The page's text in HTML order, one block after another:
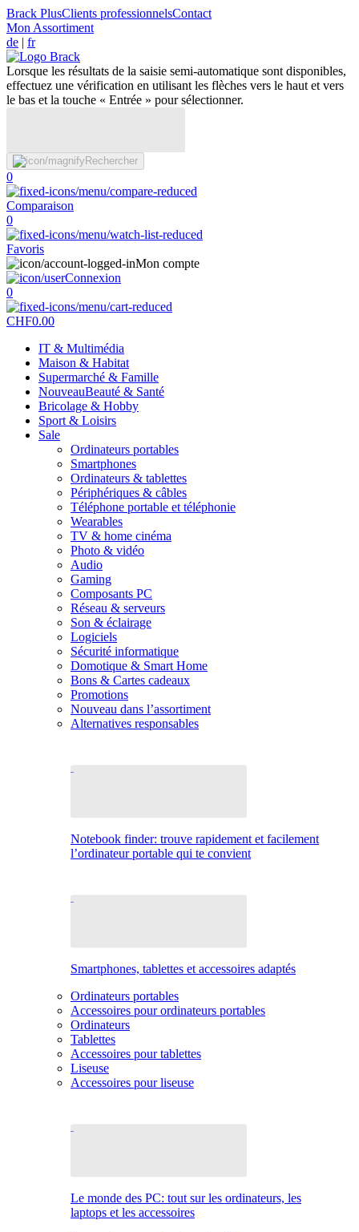
Brack PlusClients professionnelsContact
Mon Assortiment
de | fr
Lorsque les résultats de la saisie semi-automatique sont disponibles,
effectuez une vérification en utilisant les flèches vers le haut et vers
le bas et la touche « Entrée » pour sélectionner.
Rechercher
0
Comparaison
0
Favoris
Mon compte
Connexion
0
CHF0.00
IT & Multimédia
Maison & Habitat
Supermarché & Famille
NouveauBeauté & Santé
Bricolage & Hobby
Sport & Loisirs
Sale
Ordinateurs portables
Smartphones
Ordinateurs & tablettes
Périphériques & câbles
Téléphone portable et téléphonie
Wearables
TV & home cinéma
Photo & vidéo
Audio
Gaming
Composants PC
Réseau & serveurs
Son & éclairage
Logiciels
Sécurité informatique
Domotique & Smart Home
Bons & Cartes cadeaux
Promotions
Nouveau dans l’assortiment
Alternatives responsables
Notebook finder: trouve rapidement et facilement
l’ordinateur portable qui te convient
Smartphones, tablettes et accessoires adaptés
Ordinateurs portables
Accessoires pour ordinateurs portables
Ordinateurs
Tablettes
Accessoires pour tablettes
Liseuse
Accessoires pour liseuse
Le monde des PC: tout sur les ordinateurs, les
laptops et les accessoires